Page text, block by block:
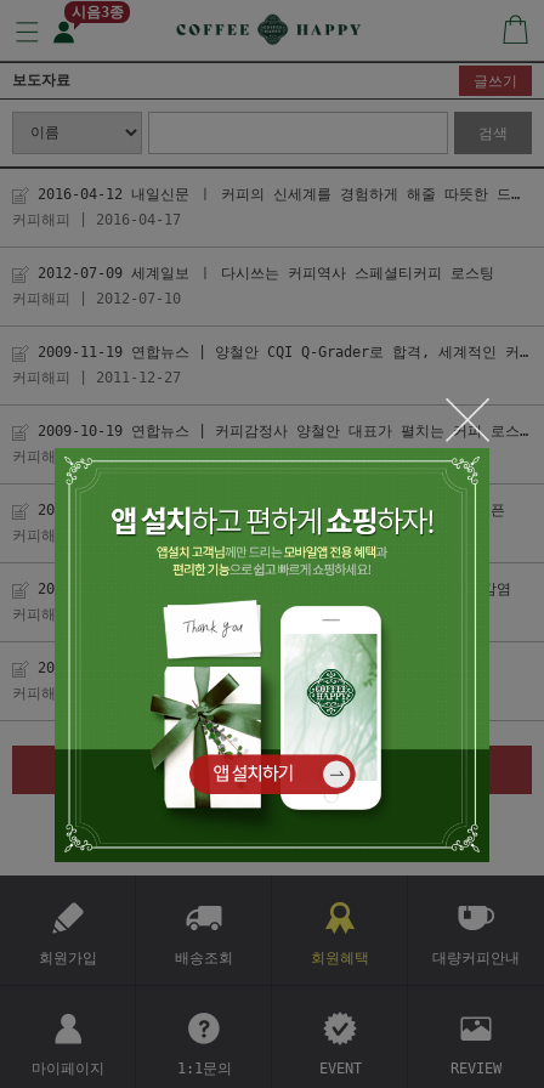
시음3종
보도자료 글쓰기
검색
2016-04-12 내일신문 ㅣ 커피의 신세계를 경험하게 해줄 따뜻한 드립커피 한 잔
커피해피
| 2016-04-17
2012-07-09 세계일보 ㅣ 다시쓰는 커피역사 스페셜티커피 로스팅
커피해피
| 2012-07-10
2009-11-19 연합뉴스 | 양철안 CQI Q-Grader로 합격, 세계적인 커피전문가 되다
커피해피
| 2011-12-27
2009-10-19 연합뉴스 | 커피감정사 양철안 대표가 펼치는 커피 로스팅의 세계
커피해피 | 2011-12-27
2009-10-17 연합뉴스 | 스페셜티 커피 대중화 위해 커피교실 오픈
커피해피
| 2011-12-27
2008-03-25 조선일보 붐업 코리아 | 커피하나로 행복바이러스 감염
커피해피
| 2011-12-27
2007-04-15 조선일보 | 커피를 알면 행복한 세상이 활짝!!...
커피해피
| 2011-12-20
글쓰기
회원가입 배송조회 회원혜택 대량커피안내
마이페이지 1:1문의 EVENT REVIEW